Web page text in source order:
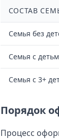
СОСТАВ
Семья без
Семья с
Семья с 3+
Порядок
Процесс